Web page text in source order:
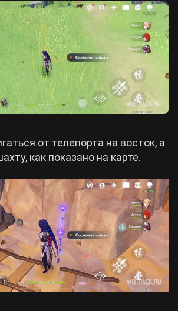
от телепорта на восток, а
как показано на карте.